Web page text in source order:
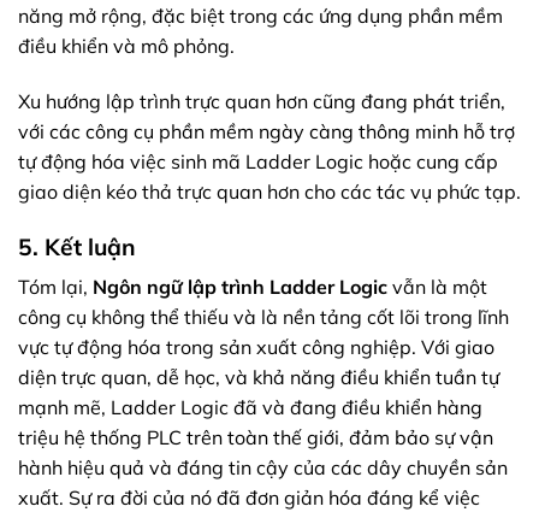
năng mở rộng, đặc biệt trong các ứng dụng phần mềm
điều khiển và mô phỏng.
Xu hướng lập trình trực quan hơn cũng đang phát triển,
với các công cụ phần mềm ngày càng thông minh hỗ trợ
tự động hóa việc sinh mã Ladder Logic hoặc cung cấp
giao diện kéo thả trực quan hơn cho các tác vụ phức tạp.
5. Kết luận
Tóm lại, Ngôn ngữ lập trình Ladder Logic vẫn là một
công cụ không thể thiếu và là nền tảng cốt lõi trong lĩnh
vực tự động hóa trong sản xuất công nghiệp. Với giao
diện trực quan, dễ học, và khả năng điều khiển tuần tự
mạnh mẽ, Ladder Logic đã và đang điều khiển hàng
triệu hệ thống PLC trên toàn thế giới, đảm bảo sự vận
hành hiệu quả và đáng tin cậy của các dây chuyền sản
xuất. Sự ra đời của nó đã đơn giản hóa đáng kể việc